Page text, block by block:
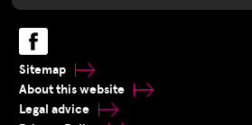
Sitemap
About this website
Legal advice